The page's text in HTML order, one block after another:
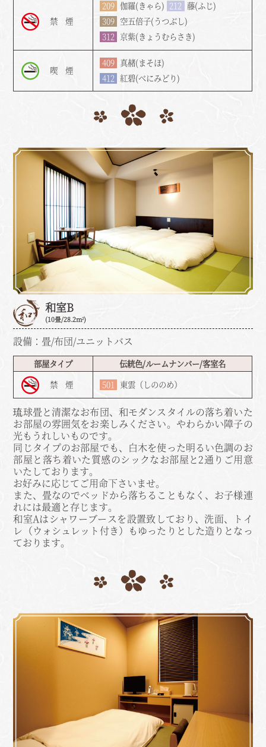
禁 煙
209 伽羅(きゃら) 212 藤(ふじ)
309 空五倍子(うつぶし)
312 京紫(きょうむらさき)
喫 煙
409 真赭(まそほ)
412 紅碧(べにみどり)
和室B
(10畳/28.2m²)
設備：畳/布団/ユニットバス
部屋タイプ
伝統色/ルームナンバー/客室名
禁 煙
501 東雲（しののめ）
琉球畳と清潔なお布団、和モダンスタイルの落ち着いた
お部屋の雰囲気をお楽しみください。やわらかい障子の
光もうれしいものです。
同じタイプのお部屋でも、白木を使った明るい色調のお
部屋と落ち着いた質感のシックなお部屋と2通りご用意
いたしております。
お好みに応じてご用命下さいませ。
また、畳なのでベッドから落ちることもなく、お子様連
れには最適と存じます。
和室Aはシャワーブースを設置致しており、洗面、トイ
レ（ウォシュレット付き）もゆったりとした造りとなっ
ております。